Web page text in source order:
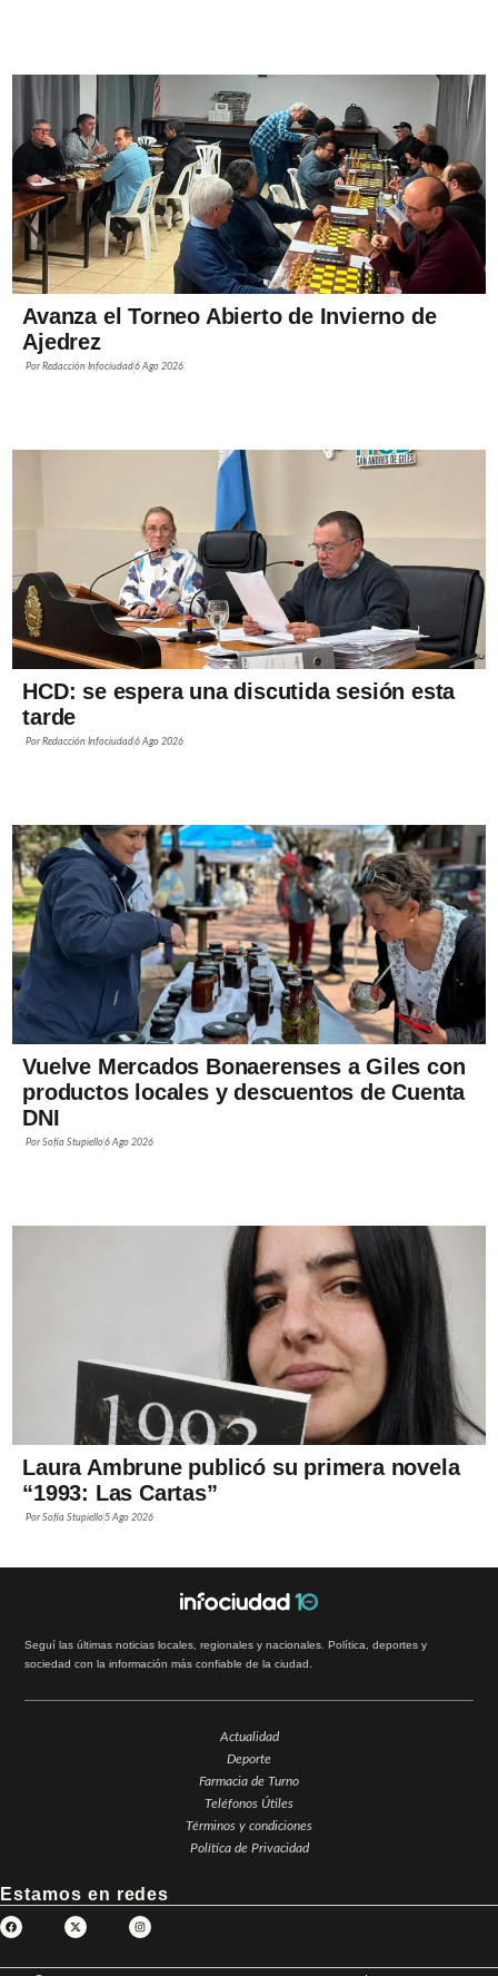
Avanza el Torneo Abierto de Invierno de
Ajedrez
PorRedacción Infociudad6 Ago 2026
HCD: se espera una discutida sesión esta
tarde
PorRedacción Infociudad6 Ago 2026
Vuelve Mercados Bonaerenses a Giles con
productos locales y descuentos de Cuenta
DNI
PorSofía Stupiello6 Ago 2026
Laura Ambrune publicó su primera novela
“1993: Las Cartas”
PorSofía Stupiello 5 Ago 2026
Seguí las últimas noticias locales, regionales y nacionales. Política, deportes y
sociedad con la información más confiable de la ciudad.
Actualidad
Deporte
Farmacia de Turno
Teléfonos Útiles
Términos y condiciones
Política de Privacidad
Estamos en redes